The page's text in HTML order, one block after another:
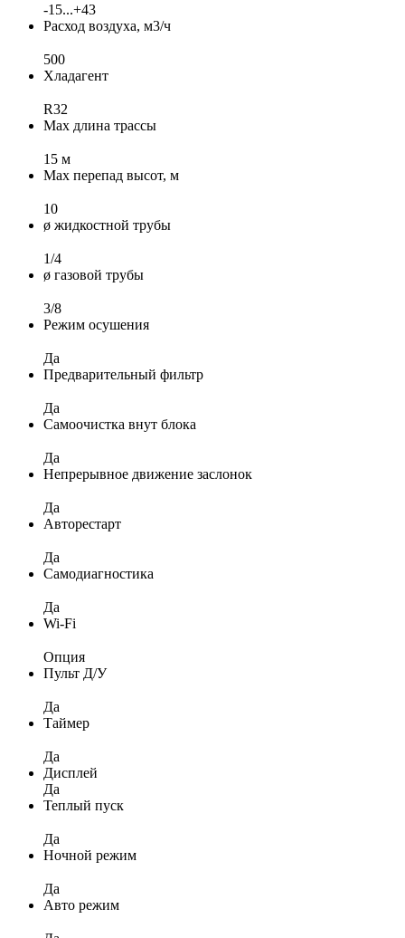
-15...+43
Расход воздуха, м3/ч
500
Хладагент
R32
Max длина трассы
15 м
Max перепад высот, м
10
ø жидкостной трубы
1/4
ø газовой трубы
3/8
Режим осушения
Да
Предварительный фильтр
Да
Самоочистка внут блока
Да
Непрерывное движение заслонок
Да
Авторестарт
Да
Самодиагностика
Да
Wi-Fi
Опция
Пульт Д/У
Да
Таймер
Да
Дисплей
Да
Теплый пуск
Да
Ночной режим
Да
Авто режим